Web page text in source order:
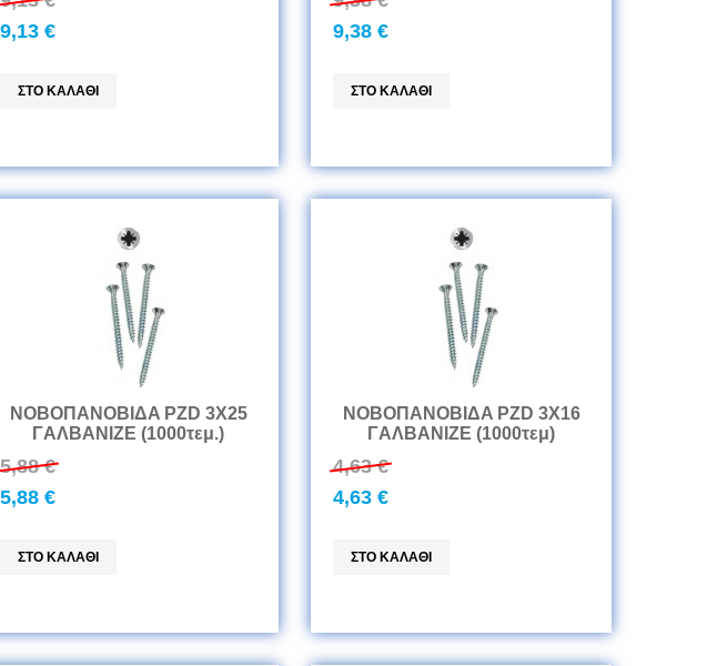
9,13 €
9,38 €
ΝΟΒΟΠANOBIΔA PZD 3Χ25
ΓAΛBANIZE (1000τεμ.)
5,88 €
5,88 €
ΝΟΒΟΠANOBIΔA PZD 3Χ16
ΓAΛBANIZE (1000τεμ)
4,63 €
4,63 €